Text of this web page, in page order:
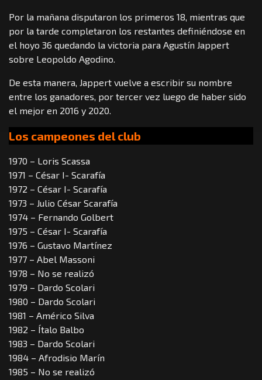
Por la mañana disputaron los primeros 18, mientras que
por la tarde completaron los restantes definiéndose en
el hoyo 36 quedando la victoria para Agustín Jappert
sobre Leopoldo Agodino.
De esta manera, Jappert vuelve a escribir su nombre
entre los ganadores, por tercer vez luego de haber sido
el mejor en 2016 y 2020.
Los campeones del club
1970 – Loris Scassa
1971 – César I- Scarafía
1972 – César I- Scarafía
1973 – Julio César Scarafía
1974 – Fernando Golbert
1975 – César I- Scarafía
1976 – Gustavo Martínez
1977 – Abel Massoni
1978 – No se realizó
1979 – Dardo Scolari
1980 – Dardo Scolari
1981 – Américo Silva
1982 – Ítalo Balbo
1983 – Dardo Scolari
1984 – Afrodisio Marín
1985 – No se realizó